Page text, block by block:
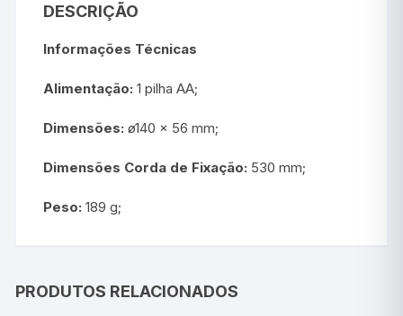
DESCRIÇÃO
Informações Técnicas
Alimentação: 1 pilha AA;
Dimensões: ø140 x 56 mm;
Dimensões Corda de Fixação: 530 mm;
Peso: 189 g;
PRODUTOS RELACIONADOS